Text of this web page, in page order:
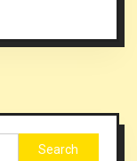
Search